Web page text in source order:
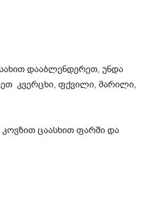
დააბლენდერეთ, უნდა
კვერცხი, ფქვილი, მარილი,
კოვზით ცაასხით ფარში და